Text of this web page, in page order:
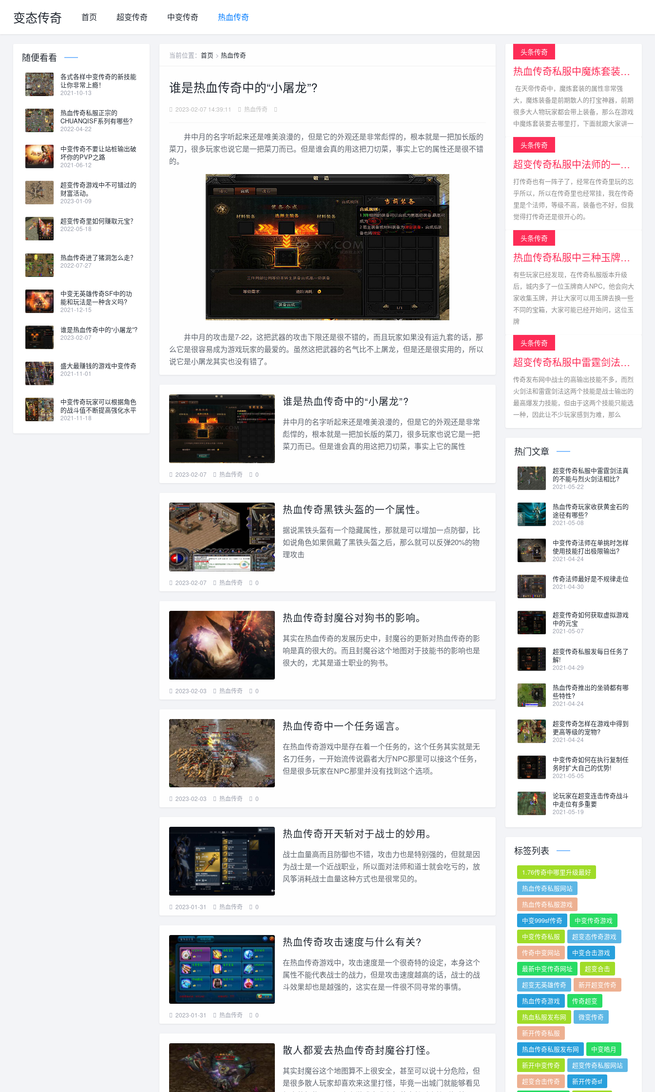
变态传奇 首页 超变传奇 中变传奇 热血传奇
当前位置： 首页 > 热血传奇
谁是热血传奇中的“小屠龙”?
2023-02-07 14:39:11 热血传奇
井中月的名字听起来还是唯美浪漫的，但是它的外观还是非常彪悍的，根本就是一把加长版的
菜刀，很多玩家也说它是一把菜刀而已。但是谁会真的用这把刀切菜，事实上它的属性还是很不错
的。
井中月的攻击是7-22，这把武器的攻击下限还是很不错的，而且玩家如果没有运九套的话，那
么它是很容易成为游戏玩家的最爱的。虽然这把武器的名气比不上屠龙，但是还是很实用的，所以
说它是小屠龙其实也没有错了。
谁是热血传奇中的“小屠龙”?
井中月的名字听起来还是唯美浪漫的，但是它的外观还是非常
彪悍的，根本就是一把加长版的菜刀，很多玩家也说它是一把
菜刀而已。但是谁会真的用这把刀切菜，事实上它的属性
2023-02-07 热血传奇 0
热血传奇黑铁头盔的一个属性。
据说黑铁头盔有一个隐藏属性，那就是可以增加一点防御，比
如说角色如果佩戴了黑铁头盔之后，那么就可以反弹20%的物
理攻击
2023-02-07 热血传奇 0
热血传奇封魔谷对狗书的影响。
其实在热血传奇的发展历史中，封魔谷的更新对热血传奇的影
响是真的很大的。而且封魔谷这个地图对于技能书的影响也是
很大的，尤其是道士职业的狗书。
2023-02-03 热血传奇 0
热血传奇中一个任务谣言。
在热血传奇游戏中是存在着一个任务的，这个任务其实就是无
名刀任务，一开始流传说霸者大厅NPC那里可以接这个任务，
但是很多玩家在NPC那里并没有找到这个选项。
2023-02-03 热血传奇 0
热血传奇开天斩对于战士的妙用。
战士血量高而且防御也不错，攻击力也是特别强的，但就是因
为战士是一个近战职业，所以面对法师和道士就会吃亏的，放
风筝消耗战士血量这种方式也是很常见的。
2023-01-31 热血传奇 0
热血传奇攻击速度与什么有关?
在热血传奇游戏中，攻击速度是一个很奇特的设定，本身这个
属性不能代表战士的战力，但是攻击速度越高的话，战士的战
斗效果却也是越强的，这实在是一件很不同寻常的事情。
2023-01-31 热血传奇 0
散人都爱去热血传奇封魔谷打怪。
其实封魔谷这个地图算不上很安全，甚至可以说十分危险，但
是很多散人玩家却喜欢来这里打怪，毕竟一出城门就能够看见
随便看看
各式各样中变传奇的新技能
让你非常上瘾！
2021-10-13
热血传奇私服正宗的
CHUANQISF系列有哪些?
2022-04-22
中变传奇不要让站桩输出破
坏你的PVP之路
2021-06-12
超变传奇游戏中不可错过的
财富活动。
2023-01-09
超变传奇里如何赚取元宝？
2022-05-18
热血传奇进了猪洞怎么走？
2022-07-27
中变无英雄传奇SF中的功
能和玩法是一种含义吗?
2021-12-15
谁是热血传奇中的“小屠龙”?
2023-02-07
盛大最赚钱的游戏中变传奇
2021-11-01
中变传奇玩家可以根据角色
的战斗值不断提高强化水平
2021-11-18
头条传奇
热血传奇私服中魔炼套装的获取方式
在天帝传奇中，魔炼套装的属性非常强
大，魔炼装备是前期散人的打宝神器，前期
很多大人物玩家都会带上装备，那么在游戏
中魔炼套装要去哪里打，下面就跟大家讲一
头条传奇
超变传奇私服中法师的一生宿敌
打传奇也有一阵子了，经常在传奇里玩的忘
乎所以，所以在传奇里也经常挂，我在传奇
里是个法师，等级不高，装备也不好，但我
觉得打传奇还是很开心的。
头条传奇
热血传奇私服中三种玉牌获得方式以及掉落点
有些玩家已经发现，在传奇私服版本升级
后，城内多了一位玉牌商人NPC，他会向大
家收集玉牌，并让大家可以用玉牌去换一些
不同的宝箱，大家可能已经开始问，这位玉
牌
头条传奇
超变传奇私服中雷霆剑法真的不能与烈火剑法相比?
传奇发布网中战士的高输出技能不多，而烈
火剑法和雷霆剑法这两个技能是战士输出的
最高爆发力技能，但由于这两个技能只能选
一种，因此让不少玩家感到为难，那么
热门文章
超变传奇私服中雷霆剑法真
的不能与烈火剑法相比?
2021-05-22
热血传奇玩家收获黄金石的
途径有哪些?
2021-05-08
中变传奇法师在单挑时怎样
使用技能打出极限输出?
2021-04-24
传奇法师最好是不规律走位
2021-04-30
超变传奇如何获取虚拟游戏
中的元宝
2021-05-07
超变传奇私服发每日任务了
解!
2021-04-29
热血传奇推出的坐骑都有哪
些特性?
2021-04-24
超变传奇怎样在游戏中得到
更高等级的宠物?
2021-04-24
中变传奇如何在执行复制任
务时扩大自己的优势!
2021-05-05
论玩家在超变连击传奇战斗
中走位有多重要
2021-05-19
标签列表
1.76传奇中哪里升级最好
热血传奇私服网站
热血传奇私服游戏
中变999sf传奇
中变传奇游戏
中变传奇私服
超变态传奇游戏
传奇中变网站
中变合击游戏
最新中变传奇网址
超变合击
超变无英雄传奇
新开超变传奇
热血传奇游戏
传奇超变
热血私服发布网
微变传奇
新开传奇私服
热血传奇私服发布网
中变皓月
新开中变传奇
超变传奇私服网站
超变合击传奇
新开传奇sf